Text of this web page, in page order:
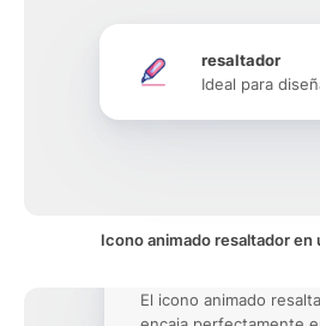
resaltador
Ideal para
Icono animado resaltador en
El icono animado